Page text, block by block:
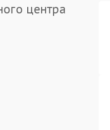
центра